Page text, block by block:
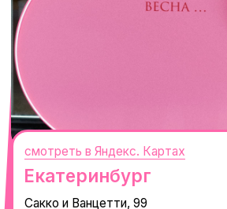
+7 (919) 374-04-04